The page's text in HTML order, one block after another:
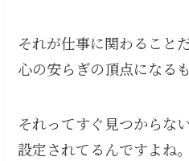
それが仕事に関わること
心の安らぎの頂点になる
それってすぐ見つからな
設定されてるんですよね。